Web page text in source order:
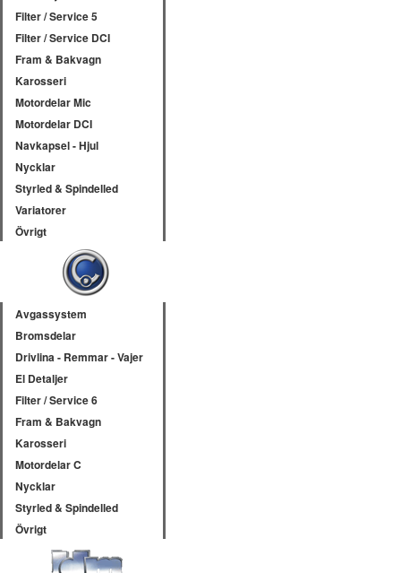
Filter / Service 5
Filter / Service DCI
Fram & Bakvagn
Karosseri
Motordelar Mic
Motordelar DCI
Navkapsel - Hjul
Nycklar
Styrled & Spindelled
Variatorer
Övrigt
Avgassystem
Bromsdelar
Drivlina - Remmar - Vajer
El Detaljer
Filter / Service 6
Fram & Bakvagn
Karosseri
Motordelar C
Nycklar
Styrled & Spindelled
Övrigt